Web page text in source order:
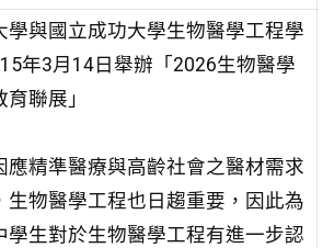
學與國立成功大學生物醫學工程學
年3月14日舉辦「2026生物醫學
聯展」
應精準醫療與高齡社會之醫材需求
生物醫學工程也日趨重要，因此為
學生對於生物醫學工程有進一步認